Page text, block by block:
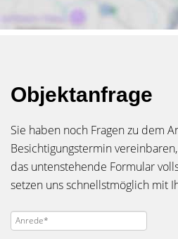
Objektanfrage
Sie haben noch Fragen zu dem
Besichtigungstermin
das untenstehende Formular
setzen uns schnellstmöglich mit